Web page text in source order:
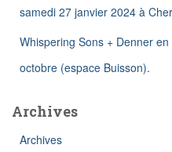
samedi 27 janvier 2024 à
Whispering Sons + Denner
octobre (espace Buisson).
Archives
Archives